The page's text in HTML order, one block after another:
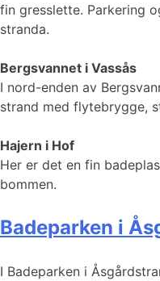
fin gresslette. Parkering
stranda.
Bergsvannet i Vassås
I nord-enden av
strand med flytebrygge,
Hajern i Hof
Her er det en fin
bommen.
Badeparken i
I Badeparken i